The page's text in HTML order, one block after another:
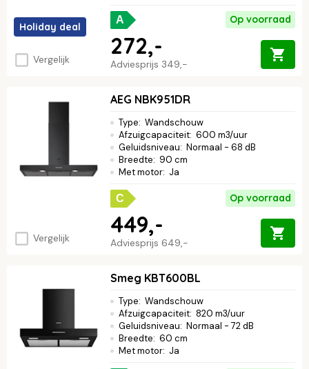
Holiday deal
Vergelijk
A Op voorraad
Adviesprijs 349,-
272,-
Vergelijk
AEG NBK951DR
Type: Wandschouw
Afzuigcapaciteit: 600 m3/uur
Geluidsniveau: Normaal - 68 dB
Breedte: 90 cm
Met motor: Ja
C Op voorraad
Adviesprijs 649,-
449,-
Smeg KBT600BL
Type: Wandschouw
Afzuigcapaciteit: 820 m3/uur
Geluidsniveau: Normaal - 72 dB
Breedte: 60 cm
Met motor: Ja